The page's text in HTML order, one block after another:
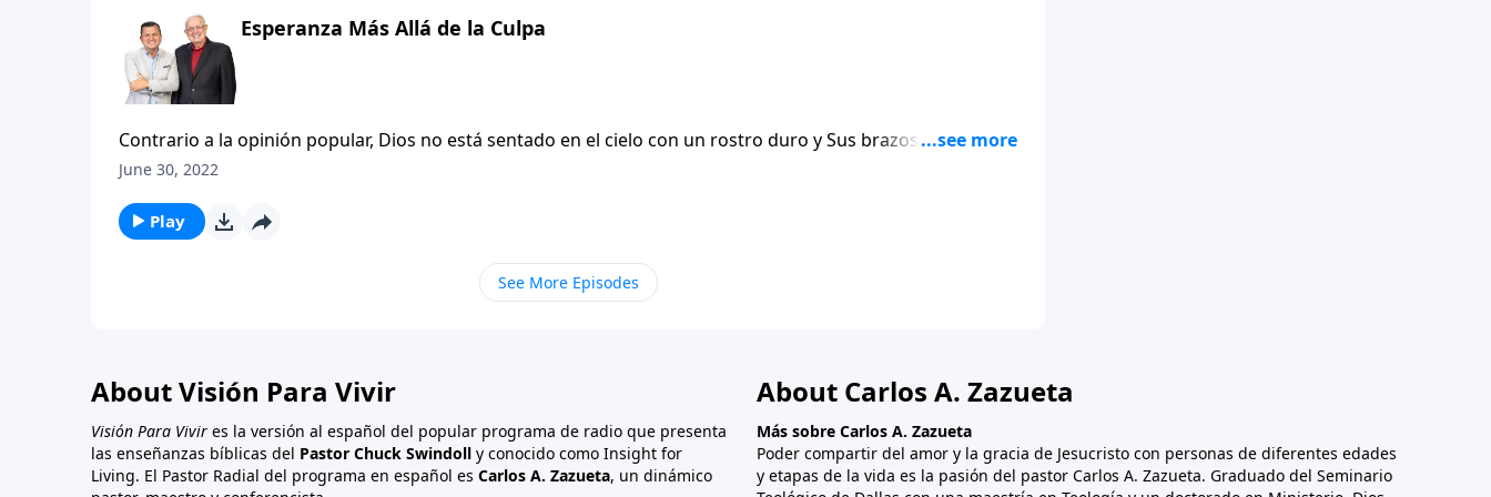
su vida. Sin embargo, en las páginas de Primera de Pedro tenemos un recordatorio que es como una rosa
informándonos con su fragancia cómo seguir adelante aun cuando sufrimos la pérdida.
Esperanza Más Allá de la Culpa
Contrario a la opinión popular, Dios no está sentado en el cielo con un rostro duro y Sus brazos cruzados
en constante desaprobación por todo lo que hacemos. Él no está frunciendo el ceño. Él no está enojado
Sus ojos, somos el deleite de Su vida. Al observar Primera de Pedro vemos un vislumbre del deleite divino
en la forma cómo Dios se refiere a nosotros.
June 30, 2022
Play
See More Episodes
About Visión Para Vivir
Visión Para Vivir es la versión al español del popular programa de radio que presenta
las enseñanzas bíblicas del Pastor Chuck Swindoll y conocido como Insight for
Living. El Pastor Radial del programa en español es Carlos A. Zazueta, un dinámico
About Carlos A. Zazueta
Más sobre Carlos A. Zazueta
Poder compartir del amor y la gracia de Jesucristo con personas de diferentes edades
y etapas de la vida es la pasión del pastor Carlos A. Zazueta. Graduado del Seminario